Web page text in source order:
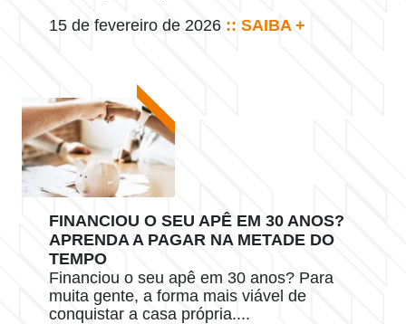
15 de fevereiro de 2026 :: SAIBA +
FINANCIOU O SEU APÊ EM 30 ANOS?
APRENDA A PAGAR NA METADE DO
TEMPO
Financiou o seu apê em 30 anos? Para
muita gente, a forma mais viável de
conquistar a casa própria....